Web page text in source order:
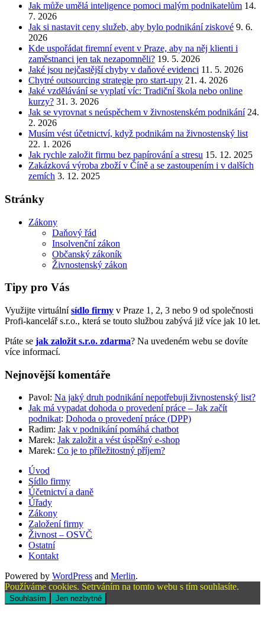
Jak může umělá inteligence pomoci malým podnikatelům 14.
7. 2026
Jak si nastavit ceny služeb, aby bylo podnikání ziskové 9. 6.
2026
Kde uspořádat firemní event v Praze, aby na něj klienti i
zaměstnanci jen tak nezapomněli? 19. 5. 2026
Jaké jsou nejčastější chyby v daňové evidenci 11. 5. 2026
Chytré outsourcing strategie pro start-upy 21. 4. 2026
Jaké vzdělávání se vyplatí víc: Tradiční škola nebo online
kurzy? 31. 3. 2026
Jak se vyrovnat s neúspěchem v živnostenském podnikání 24.
2. 2026
Musím vést účetnictví, když podnikám na živnostenský list
22. 1. 2026
Jak rychle založit firmu bez papírování a stresu 15. 12. 2025
Zakázková výroba zboží v Číně a se zastoupením i v dalších
zemích 3. 12. 2025
Stránky
Zákony
Daňový řád
Insolvenční zákon
Občanský zákoník
Živnostenský zákon
Tipy pro Vás
Využijte virtuálnísídlo firmy v Praze 1, 2, 3 nebo 9 od společnosti
Profi-kancelář s.r.o., která se touto službou zabývá již více jak 10 let.
Ptáte se jak založit s.r.o. zdarma? Na uvedeném webu se dovíte
více informací.
Nejnovější komentáře
Pavol: Na jaký druh podnikání nepotřebuji živnostenský list?
Jak má vypadat dohoda o provedení práce – Jak začít
podnikat: Dohoda o provedení práce (DPP)
Radim: Jak v podnikání pomáhá chatbot
Marek: Jak založit a vést úspěšný e-shop
Marek: Co je to příležitostný příjem?
Úvod
Sídlo firmy
Účetnictví a daně
Úřady
Zákony
Založení firmy
Živnost – OSVČ
Ostatní
Kontakt
Powered by WordPress and Merlin.
Používáme cookies. Setrváním na tomto webu s tím souhlasíte.
Souhlasím Jen nezbytné